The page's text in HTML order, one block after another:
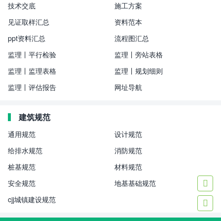
技术交底
施工方案
见证取样汇总
资料范本
ppt资料汇总
流程图汇总
监理丨平行检验
监理丨旁站表格
监理丨监理表格
监理丨规划细则
监理丨评估报告
网址导航
建筑规范
通用规范
设计规范
给排水规范
消防规范
桩基规范
材料规范
安全规范
地基基础规范
cjj城镇建设规范

